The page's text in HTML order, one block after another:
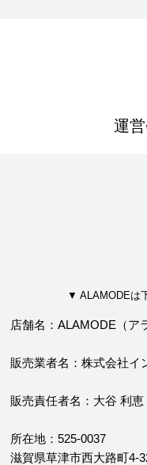
運
ALAMODEは
店舗名：ALAMODE（ア
販売業者名：株式会社イ
販売責任者名：大谷 利恵
所在地：525-0037
滋賀県草津市西大路町